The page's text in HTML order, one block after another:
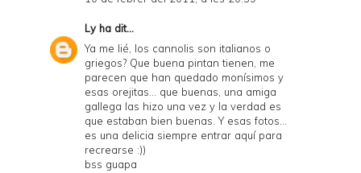
Lyha dit...
Ya me lié, los cannolis son italianos o
griegos? Que buena pintan tienen, me
parecen que han quedado monísimos y
esas orejitas... que buenas, una amiga
gallega las hizo una vez y la verdad es
que estaban bien buenas. Y esas fotos...
es una delicia siempre entrar aquí para
recrearse :))
bss guapa